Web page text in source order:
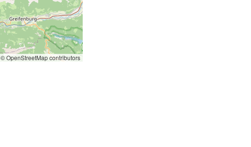
©OpenStreetMapcontributors